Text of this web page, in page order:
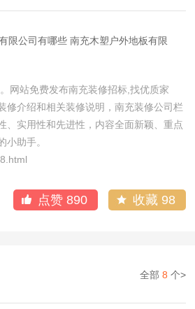
限公司有哪些 南充木塑户外地板有限
网站免费发布南充装修招标,找优质家
修介绍和相关装修说明，南充装修公司栏
、实用性和先进性，内容全面新颖、重点
助手。
点赞 890 收藏 98
全部 8 个>